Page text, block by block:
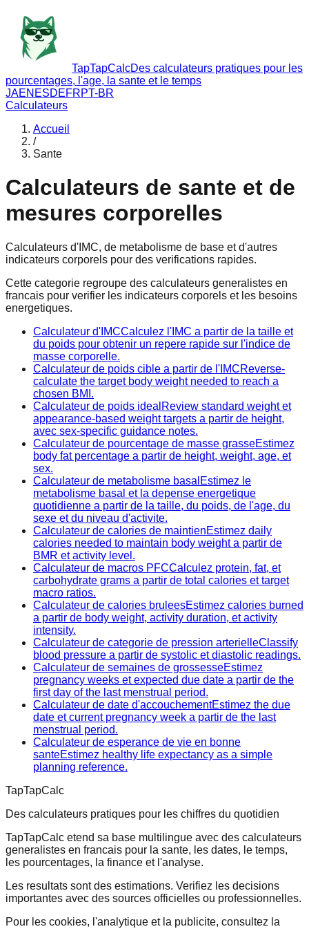
TapTapCalcDes calculateurs pratiques pour les
pourcentages, l'age, la sante et le temps
JAEN ESDEFRPT-BR
Calculateurs
Accueil
/
Sante
Calculateurs de sante et de
mesures corporelles
Calculateurs d'IMC, de metabolisme de base et d'autres
indicateurs corporels pour des verifications rapides.
Cette categorie regroupe des calculateurs generalistes en
francais pour verifier les indicateurs corporels et les besoins
energetiques.
Calculateur d'IMCCalculez l'IMC a partir de la taille et
du poids pour obtenir un repere rapide sur l'indice de
masse corporelle.
Calculateur de poids cible a partir de l'IMCReverse-
calculate the target body weight needed to reach a
chosen BMI.
Calculateur de poids ideal Review standard weight et
appearance-based weight targets a partir de height,
avec sex-specific guidance notes.
Calculateur de pourcentage de masse grasseEstimez
body fat percentage a partir de height, weight, age, et
sex.
Calculateur de metabolisme basal Estimez le
metabolisme basal et la depense energetique
quotidienne a partir de la taille, du poids, de l'age, du
sexe et du niveau d'activite.
Calculateur de calories de maintienEstimez daily
calories needed to maintain body weight a partir de
BMR et activity level.
Calculateur de macros PFCCalculez protein, fat, et
carbohydrate grams a partir de total calories et target
macro ratios.
Calculateur de calories bruleesEstimez calories burned
a partir de body weight, activity duration, et activity
intensity.
Calculateur de categorie de pression arterielleClassify
blood pressure a partir de systolic et diastolic readings.
Calculateur de semaines de grossesseEstimez
pregnancy weeks et expected due date a partir de the
first day of the last menstrual period.
Calculateur de date d'accouchementEstimez the due
date et current pregnancy week a partir de the last
menstrual period.
Calculateur de esperance de vie en bonne
santeEstimez healthy life expectancy as a simple
planning reference.
TapTapCalc
Des calculateurs pratiques pour les chiffres du quotidien
TapTapCalc etend sa base multilingue avec des calculateurs
generalistes en francais pour la sante, les dates, le temps,
les pourcentages, la finance et l'analyse.
Les resultats sont des estimations. Verifiez les decisions
importantes avec des sources officielles ou professionnelles.
Pour les cookies, l'analytique et la publicite, consultez la